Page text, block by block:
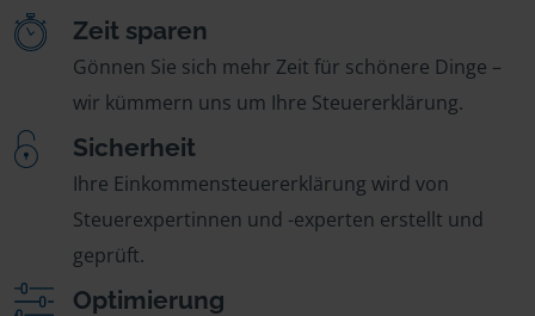
Zeit sparen
Gönnen Sie sich mehr Zeit für schönere Dinge –
wir kümmern uns um Ihre Steuererklärung.
Sicherheit
Ihre Einkommensteuererklärung wird von
Steuerexpertinnen und -experten erstellt und
geprüft.
Optimierung